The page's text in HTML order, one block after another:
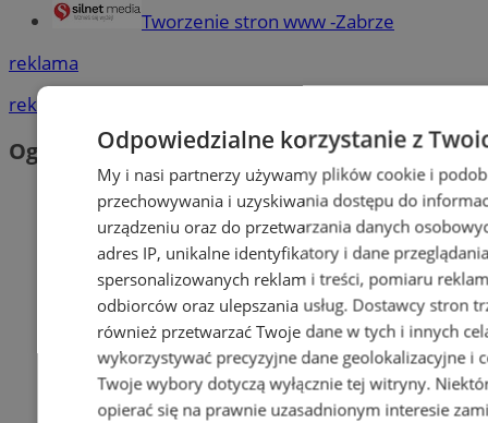
Tworzenie stron www -Zabrze
reklama
reklama
OgłoszeniaOdpowiedzialne korzystanie z
My i nasi partnerzy używamy plików cookie i
przechowywania i uzyskiwania dostępu do
urządzeniu oraz do przetwarzania danych
adres IP, unikalne identyfikatory i dane
spersonalizowanych reklam i treści, pomiaru
odbiorców oraz ulepszania usług. Dostawcy stron
również przetwarzać Twoje dane w tych i innych
wykorzystywać precyzyjne dane geolokalizacyjne i
Twoje wybory dotyczą wyłącznie tej witryny.
opierać się na prawnie uzasadnionym interesie